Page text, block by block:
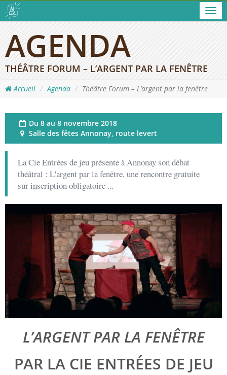
AGENDA
THÉÂTRE FORUM – L’ARGENT PAR LA FENÊTRE
Accueil Agenda Théâtre Forum – L’argent par la fenêtre
Du 8 au 8 novembre 2018
Salle des fêtes Annonay, route levert
La Cie Entrées de jeu présente à Annonay son débat
théâtral : L'argent par la fenêtre, une rencontre gratuite
sur inscription obligatoire ...
L’ARGENT PAR LA FENÊTRE
PAR LA CIE ENTRÉES DE JEU